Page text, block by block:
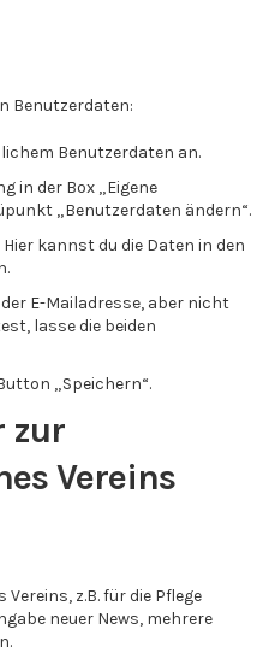
Benutzerdaten:
Benutzerdaten an.
in der Box „Eigene
„Benutzerdaten ändern“.
kannst du die Daten in den
E-Mailadresse, aber nicht
lasse die beiden
„Speichern“.
zur
Vereins
z.B. für die Pflege
neuer News, mehrere